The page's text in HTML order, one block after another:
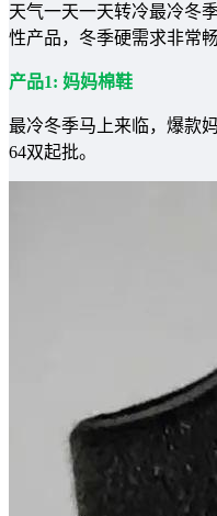
天气一天一天转冷最冷冬
性产品，冬季硬需求非常
产品1: 妈妈棉鞋
最冷冬季马上来临，爆款
64双起批。